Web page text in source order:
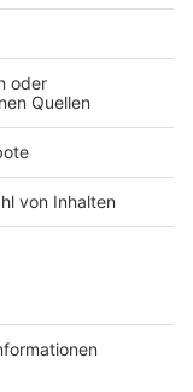
Hotline